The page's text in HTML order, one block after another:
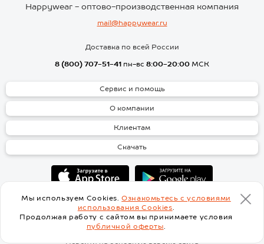
взрослое
У компании представлен
Для девочек: бюстики, топы,
Для мальчиков: трусы
кальсоны, пижамы, футболки,
майки.
Для женщин: майки, трусы,
носки.
Для мужчин: майки, футболки,
боксеры, кальсоны, носки.
экологически чистого хлопка.
сертификацию.
Вас приятно удивят
удобная посадка белья!
Мы используем Cookies.Ознакомьтесь с условиями
использования Cookies.
Продолжая работу с сайтом вы принимаете условия
публичной оферты.
Happywear - оптово-производственная компания
mail@happywear.ru
Доставка по всей России
8 (800) 707-51-41 пн-вс 8:00-20:00 МСК
Сервис и помощь
О компании
Клиентам
Скачать
Перейти на основную версию сайта